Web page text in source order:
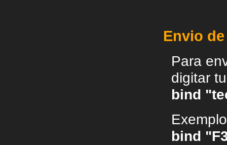
Envio
Para
digitar
bind
bind